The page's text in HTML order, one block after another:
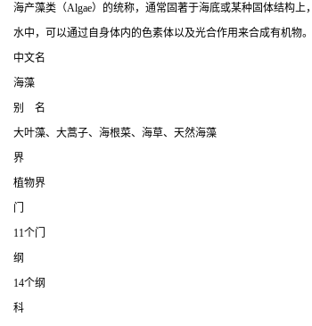
海产藻类（Algae）的统称，通常固著于海底或某种固体结构
水中，可以通过自身体内的色素体以及光合作用来合成有机物。
中文名
海藻
别 名
大叶藻、大蒿子、海根菜、海草、天然海藻
界
植物界
门
11个门
纲
14个纲
科